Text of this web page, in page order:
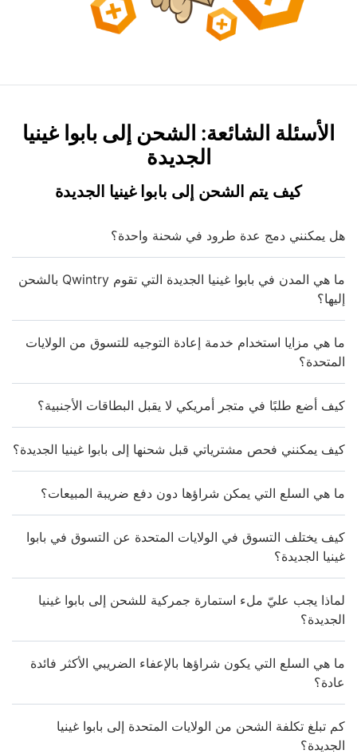
الأسئلة الشائعة: الشحن إلى بابوا غينيا
الجديدة
كيف يتم الشحن إلى بابوا غينيا الجديدة
هل يمكنني دمج عدة طرود في شحنة واحدة؟
ما هي المدن في بابوا غينيا الجديدة التي تقوم Qwintry بالشحن
إليها؟
ما هي مزايا استخدام خدمة إعادة التوجيه للتسوق من الولايات
المتحدة؟
كيف أضع طلبًا في متجر أمريكي لا يقبل البطاقات الأجنبية؟
كيف يمكنني فحص مشترياتي قبل شحنها إلى بابوا غينيا الجديدة؟
ما هي السلع التي يمكن شراؤها دون دفع ضريبة المبيعات؟
كيف يختلف التسوق في الولايات المتحدة عن التسوق في بابوا
غينيا الجديدة؟
لماذا يجب عليّ ملء استمارة جمركية للشحن إلى بابوا غينيا
الجديدة؟
ما هي السلع التي يكون شراؤها بالإعفاء الضريبي الأكثر فائدة
عادة؟
كم تبلغ تكلفة الشحن من الولايات المتحدة إلى بابوا غينيا
الجديدة؟